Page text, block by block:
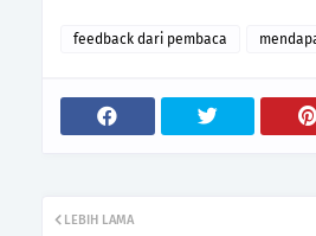
feedback dari pembaca
LEBIH LAMA